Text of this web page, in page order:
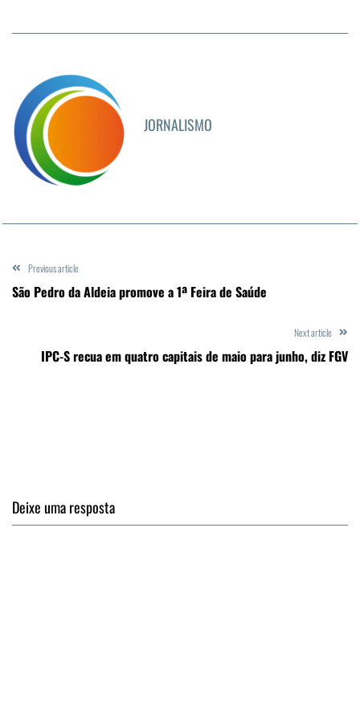
JORNALISMO
Previous article
São Pedro da Aldeia promove a 1ª Feira de Saúde
Next article
IPC-S recua em quatro capitais de maio para junho, diz FGV
Deixe uma resposta